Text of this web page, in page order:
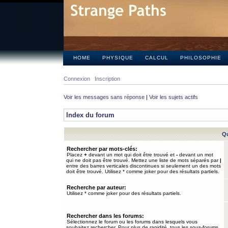
HOME PHYSIQUE CALCUL PHILOSOPHIE
Connexion Inscription
Voir les messages sans réponse | Voir les sujets actifs
Index du forum
Rechercher par mots-clés:
Placez + devant un mot qui doit être trouvé et - devant un mot
qui ne doit pas être trouvé. Mettez une liste de mots séparés par|
entre des barres verticales discontinues si seulement un des mots
doit être trouvé. Utilisez * comme joker pour des résultats partiels.
Recherche par auteur:
Utilisez * comme joker pour des résultats partiels.
Rechercher dans les forums:
Sélectionnez le forum ou les forums dans lesquels vous